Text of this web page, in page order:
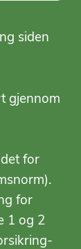
siden
gjennom
for
for
1 og 2